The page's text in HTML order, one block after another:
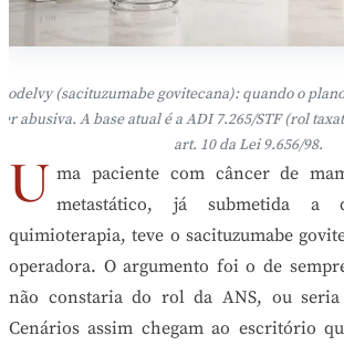
(sacituzumabe govitecana): quando o
abusiva. A base atual é a ADI 7.265/STF (rol
art. 10 da Lei 9.656/98.
U ma paciente com câncer de
metastático, já submetida a
quimioterapia, teve o sacituzumabe
operadora. O argumento foi o de
não constaria do rol da ANS, ou
Cenários assim chegam ao escritório